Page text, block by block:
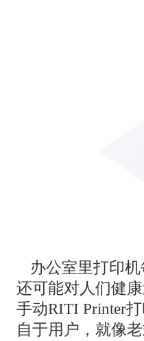
办公室里打印
还可能对人们健
手动RITI Printer
自于用户，就像